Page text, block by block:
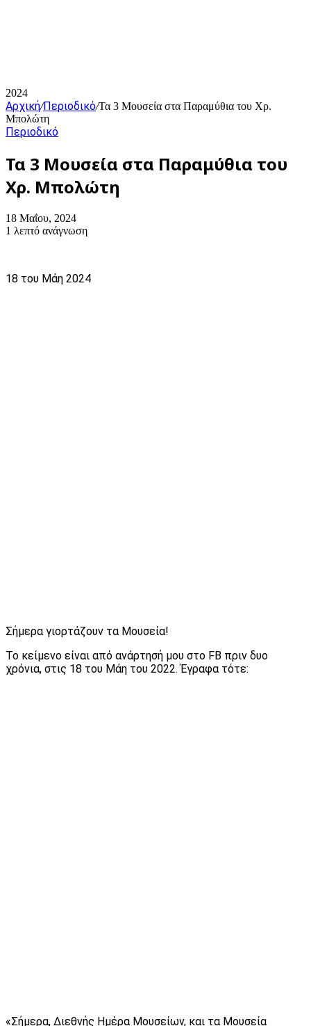
2024
Αρχική/Περιοδικό/Τα 3 Μουσεία στα Παραμύθια του Χρ.
Μπολώτη
Περιοδικό
Τα 3 Μουσεία στα Παραμύθια του
Χρ. Μπολώτη
18 Μαΐου, 2024
1 λεπτό ανάγνωση
18 του Μάη 2024
Σήμερα γιορτάζουν τα Μουσεία!
Το κείμενο είναι από ανάρτησή μου στο FB πριν δυο
χρόνια, στις 18 του Μάη του 2022. Έγραφα τότε:
«Σήμερα, Διεθνής Ημέρα Μουσείων, και τα Μουσεία